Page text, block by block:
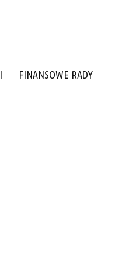
FINANSOWE RADY